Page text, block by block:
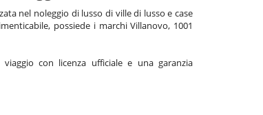
nel noleggio di lusso di ville di lusso e case
possiede i marchi Villanovo, 1001
con licenza ufficiale e una garanzia